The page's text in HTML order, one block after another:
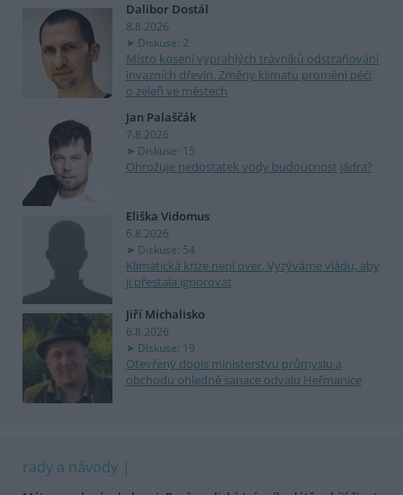
Dalibor Dostál
8.8.2026
Diskuse: 2
Místo kosení vyprahlých trávníků odstraňování
invazních dřevin. Změny klimatu promění péči
o zeleň ve městech
Jan Palaščák
7.8.2026
Diskuse: 15
Ohrožuje nedostatek vody budoucnost jádra?
Eliška Vidomus
6.8.2026
Diskuse: 54
Klimatická krize není over. Vyzýváme vládu, aby
ji přestala ignorovat
Jiří Michalisko
6.8.2026
Diskuse: 19
Otevřený dopis ministerstvu průmyslu a
obchodu ohledně sanace odvalu Heřmanice
rady a návody